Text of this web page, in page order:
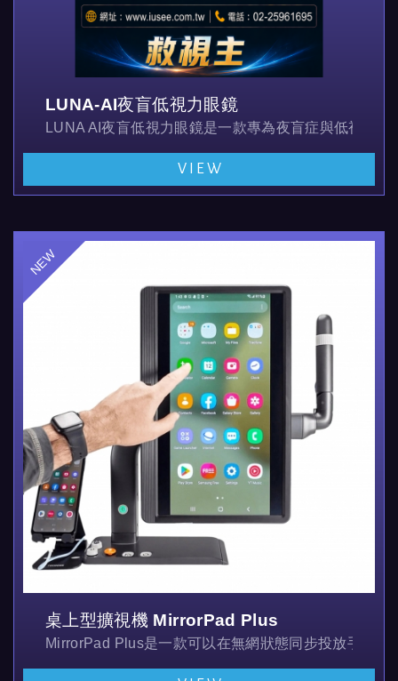
LUNA-AI夜盲低視力眼鏡
LUNA AI夜盲低視力眼鏡是一款專為夜盲症與低視力
VIEW
桌上型擴視機 MirrorPad Plus
MirrorPad Plus是一款可以在無網狀態同步投放手機